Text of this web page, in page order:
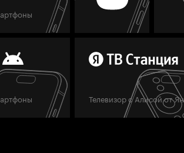
Телевизор с Алисой от